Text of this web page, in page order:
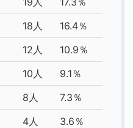
18人
16.4％
12人
10.9％
10人
9.1％
8人
7.3％
4人
3.6％